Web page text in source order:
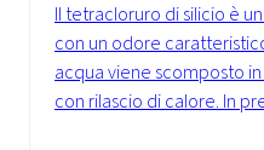
Il tetracloruro di silicio è
con un odore
acqua viene scomposto
con rilascio di calore. In